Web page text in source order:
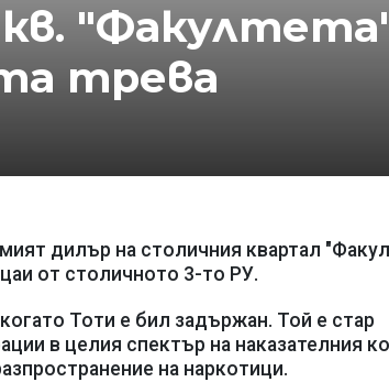
кв.
трева
дилър на столичния квартал
от столичното 3-то РУ.
Тоти е бил задържан. Той е стар
в целия спектър на наказателния
на наркотици.